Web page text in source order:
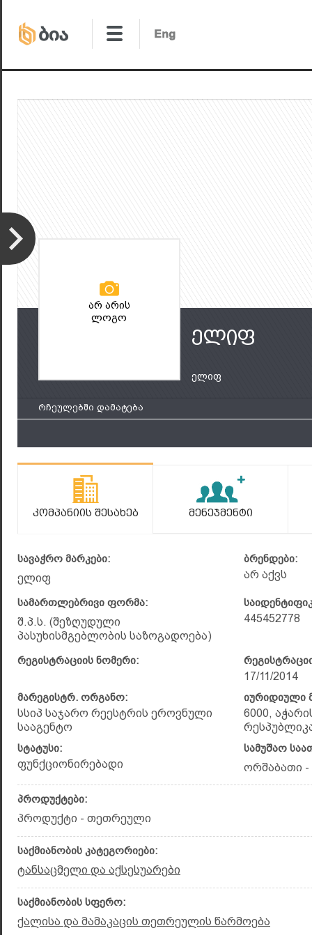
არ არის
ლოგო
ელიფ
ელიფ
რჩეულებში დამატება
Კომპანიის Შესახებ Მენეჯმენტი
სავაჭრო მარკები:
ელიფ
ბრენდები:
არ აქვს
სამართლებრივი ფორმა:
შ.პ.ს. (შეზღუდული
პასუხისმგებლობის საზოგადოება)
445452778
რეგისტრაციის ნომერი:
17/11/2014
მარეგისტრ. ორგანო:
სსიპ საჯარო რეესტრის ეროვნული
სააგენტო
იურიდიული
6000,
სტატუსი:
ფუნქციონირებადი
სამუშაო
ორშაბათი -
პროდუქტები:
პროდუქტი - თეთრეული
საქმიანობის კატეგორიები:
ტანსაცმელი და აქსესუარები
საქმიანობის სფერო:
ქალისა და მამაკაცის თეთრეულის წარმოება